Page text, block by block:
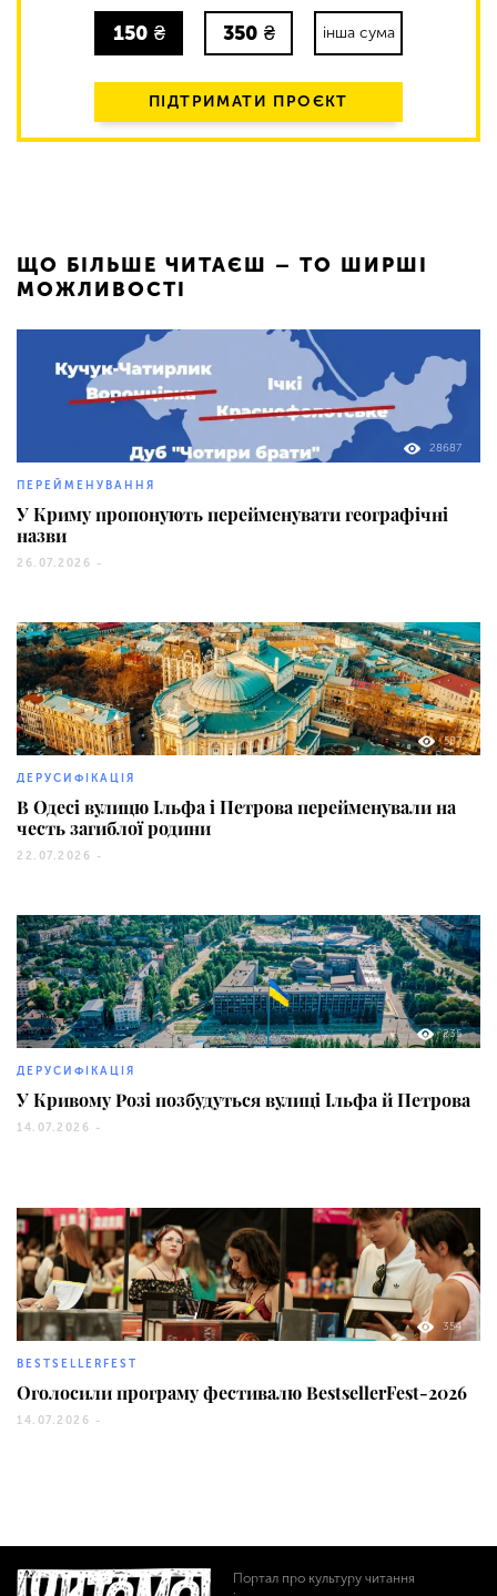
150 ₴ 350 ₴ інша сума
ПІДТРИМАТИ ПРОЄКТ
ЩО БІЛЬШЕ ЧИТАЄШ – ТО ШИРШІ
МОЖЛИВОСТІ
28687
ПЕРЕЙМЕНУВАННЯ
У Криму пропонують перейменувати географічні
назви
26.07.2026 -
587
ДЕРУСИФІКАЦІЯ
В Одесі вулицю Ільфа і Петрова перейменували на
честь загиблої родини
22.07.2026 -
235
ДЕРУСИФІКАЦІЯ
У Кривому Розі позбудуться вулиці Ільфа й Петрова
14.07.2026 -
354
BESTSELLERFEST
Оголосили програму фестивалю BestsellerFest-2026
14.07.2026 -
Портал про культуру читання